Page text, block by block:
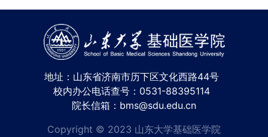
地址：山东省济南市历下区文化西路44号
校内办公电话查号：0531-88395114
院长信箱：bms@sdu.edu.cn
Copyright © 2023 山东大学基础医学院